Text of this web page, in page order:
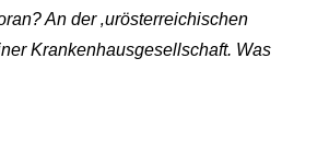
An der ‚urösterreichischen
Krankenhausgesellschaft. Was